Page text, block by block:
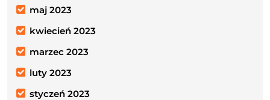
maj 2023
kwiecień 2023
marzec 2023
luty 2023
styczeń 2023